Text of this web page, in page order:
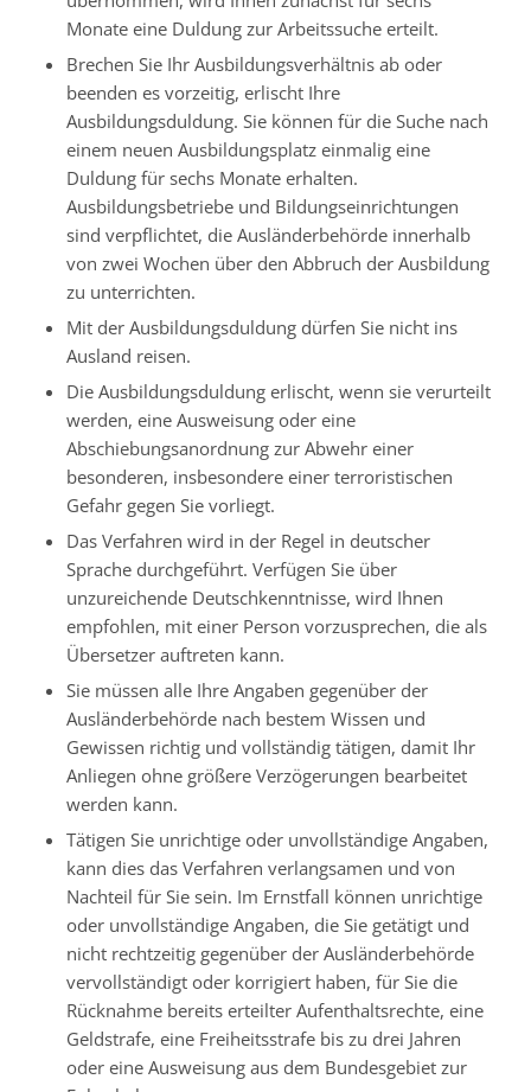
Monate eine Duldung zur Arbeitssuche erteilt.
Brechen Sie Ihr Ausbildungsverhältnis ab oder
beenden es vorzeitig, erlischt Ihre
Ausbildungsduldung. Sie können für die Suche nach
einem neuen Ausbildungsplatz einmalig eine
Duldung für sechs Monate erhalten.
Ausbildungsbetriebe und Bildungseinrichtungen
sind verpflichtet, die Ausländerbehörde innerhalb
von zwei Wochen über den Abbruch der Ausbildung
zu unterrichten.
Mit der Ausbildungsduldung dürfen Sie nicht ins
Ausland reisen.
Die Ausbildungsduldung erlischt, wenn sie verurteilt
werden, eine Ausweisung oder eine
Abschiebungsanordnung zur Abwehr einer
besonderen, insbesondere einer terroristischen
Gefahr gegen Sie vorliegt.
Das Verfahren wird in der Regel in deutscher
Sprache durchgeführt. Verfügen Sie über
unzureichende Deutschkenntnisse, wird Ihnen
empfohlen, mit einer Person vorzusprechen, die als
Übersetzer auftreten kann.
Sie müssen alle Ihre Angaben gegenüber der
Ausländerbehörde nach bestem Wissen und
Gewissen richtig und vollständig tätigen, damit Ihr
Anliegen ohne größere Verzögerungen bearbeitet
werden kann.
Tätigen Sie unrichtige oder unvollständige Angaben,
kann dies das Verfahren verlangsamen und von
Nachteil für Sie sein. Im Ernstfall können unrichtige
oder unvollständige Angaben, die Sie getätigt und
nicht rechtzeitig gegenüber der Ausländerbehörde
vervollständigt oder korrigiert haben, für Sie die
Rücknahme bereits erteilter Aufenthaltsrechte, eine
Geldstrafe, eine Freiheitsstrafe bis zu drei Jahren
oder eine Ausweisung aus dem Bundesgebiet zur